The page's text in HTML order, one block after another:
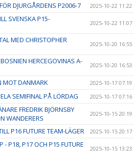
DJURGÅRDENS P2006-7 2025-10-22 11:22
SVENSKA P15-
2025-10-22 11:07
MED CHRISTOPHER
2025-10-20 16:55
HERCEGOVINAS A-
2025-10-20 16:53
MOT DANMARK 2025-10-17 07:19
SEMIFINAL PÅ LÖRDAG 2025-10-17 07:16
FREDRIK BJÖRNSBY
WANDERERS
2025-10-15 20:19
P16 FUTURE TEAM-LÄGER 2025-10-15 20:17
- P18, P17 OCH P15 FUTURE
2025-10-15 13:23